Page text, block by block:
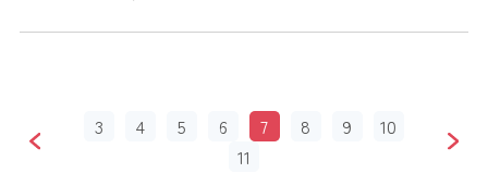
3 4 5 6 7 8 9
10
11